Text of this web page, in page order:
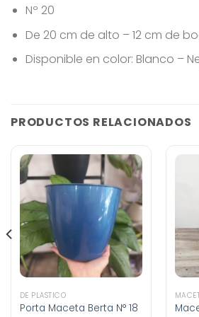
Nº 20
De 20 cm de alto – 12 cm de
Disponible en color: Blanco –
PRODUCTOS RELACIONADOS
DE PLÁSTICO
Porta Maceta Berta N° 18